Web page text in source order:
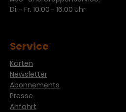
verschiedene
Di. - Fr. 10:00 - 16:00 Uhr
Service
Karten
Newsletter
Abonnements
Presse
Anfahrt